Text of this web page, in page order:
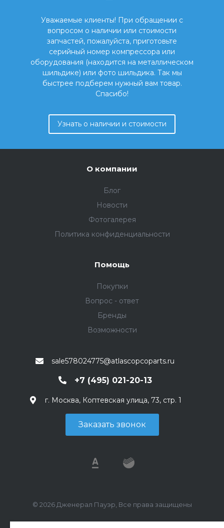
Уважаемые клиенты! При обращении с
вопросом о наличии или стоимости
запчастей, пожалуйста, приготовьте
серийный номер компрессора или
оборудования (находится на металлическом
шильдике) или фото шильдика. Так мы
быстрее подберем нужный вам товар.
Спасибо!
Узнать о наличии и стоимости
О компании
Блог
Новости
Фотогалерея
Политика конфиденциальности
Помощь
Покупки
Вопрос - ответ
Бренды
Возможности
sale578024775@atlascopcoparts.ru
+7 (495) 021-20-13
г. Москва, Коптевская улица, 73, стр. 1
Заказать звонок
© 2026 Дженерал Пауэр, Все права защищены